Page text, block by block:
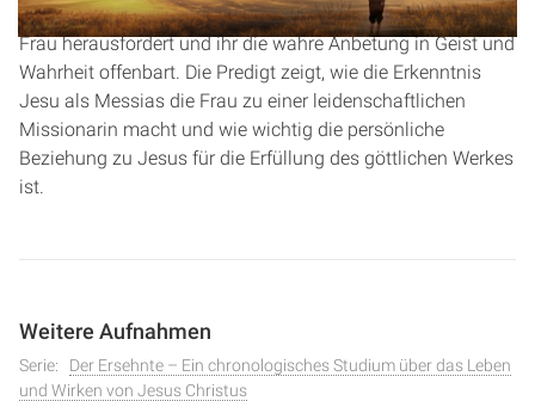
durch das Gespräch über Wasser und ewiges Leben die
Frau herausfordert und ihr die wahre Anbetung in Geist und
Wahrheit offenbart. Die Predigt zeigt, wie die Erkenntnis
Jesu als Messias die Frau zu einer leidenschaftlichen
Missionarin macht und wie wichtig die persönliche
Beziehung zu Jesus für die Erfüllung des göttlichen Werkes
ist.
Weitere Aufnahmen
Serie:
Der Ersehnte – Ein chronologisches Studium über das Leben
und Wirken von Jesus Christus